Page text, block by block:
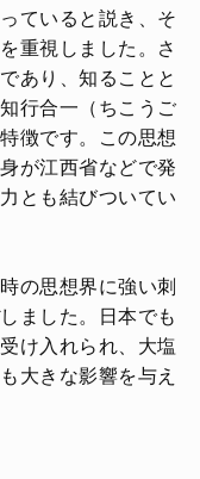
ていると説き、そ
重視しました。さ
あり、知ることと
行合一（ちこうご
徴です。この思想
が江西省などで発
とも結びついてい
の思想界に強い刺
ました。日本でも
け入れられ、大塩
大きな影響を与え